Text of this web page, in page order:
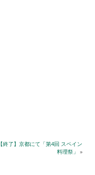
【終了】京都にて「第4回 スペイン
料理祭」 »